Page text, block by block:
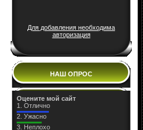
Для добавления необходима
авторизация
НАШ ОПРОС
Оцените мой сайт
1. Отлично
2. Ужасно
3. Неплохо